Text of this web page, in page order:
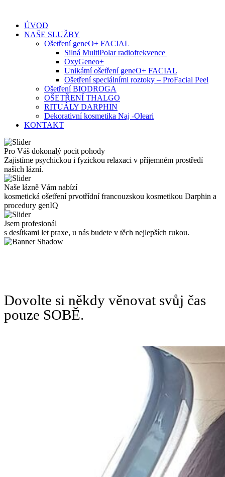
contentÚVOD
NAŠE SLUŽBY
Ošetření geneO+ FACIAL
Silná MultiPolar radiofrekvence
OxyGeneo+
Unikátní ošetření geneO+ FACIAL
Ošetření speciálními roztoky – ProFacial Peel
Ošetření BIODROGA
OŠETŘENÍ THALGO
RITUÁLY DARPHIN
Dekorativní kosmetika Naj -Oleari
KONTAKT
Pro Váš dokonalý pocit pohody
Zajistíme psychickou i fyzickou relaxaci v příjemném prostředí
našich lázní.
Naše lázně Vám nabízí
kosmetická ošetření prvotřídní francouzskou kosmetikou Darphin a
procedury genIQ
Jsem profesionál
s desítkami let praxe, u nás budete v těch nejlepších rukou.
Dovolte si někdy věnovat svůj čas
pouze SOBĚ.